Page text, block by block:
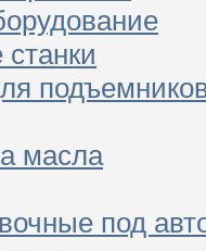
масла
под